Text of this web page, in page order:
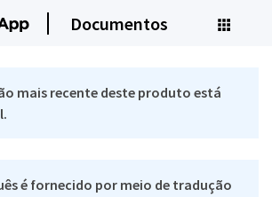
Documentos
mais recente deste produto está
é fornecido por meio de tradução